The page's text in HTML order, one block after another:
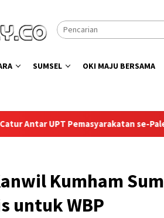
SUMSEL OKI MAJU BERSAMA
se-Palembang Raya
Kumham
untuk WBP